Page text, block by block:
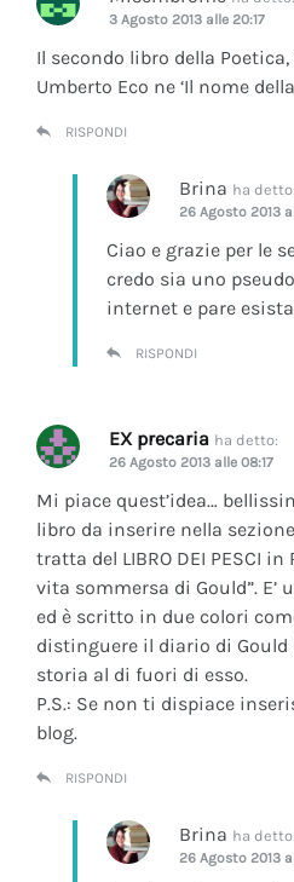
3 Agosto 2013 alle 20:17
Il secondo libro della
Umberto Eco ne ‘Il nome della
RISPONDI
Brina ha detto:
26 Agosto 2013
Ciao e grazie per le
credo sia uno
internet e pare
RISPONDI
EX precaria ha detto:
26 Agosto 2013 alle 08:17
Mi piace quest’idea…
libro da inserire nella
tratta del LIBRO DEI PESCI
vita sommersa di Gould”.
ed è scritto in due colori
distinguere il diario di
storia al di fuori di esso.
P.S.: Se non ti dispiace
blog.
RISPONDI
Brina ha detto:
26 Agosto 2013